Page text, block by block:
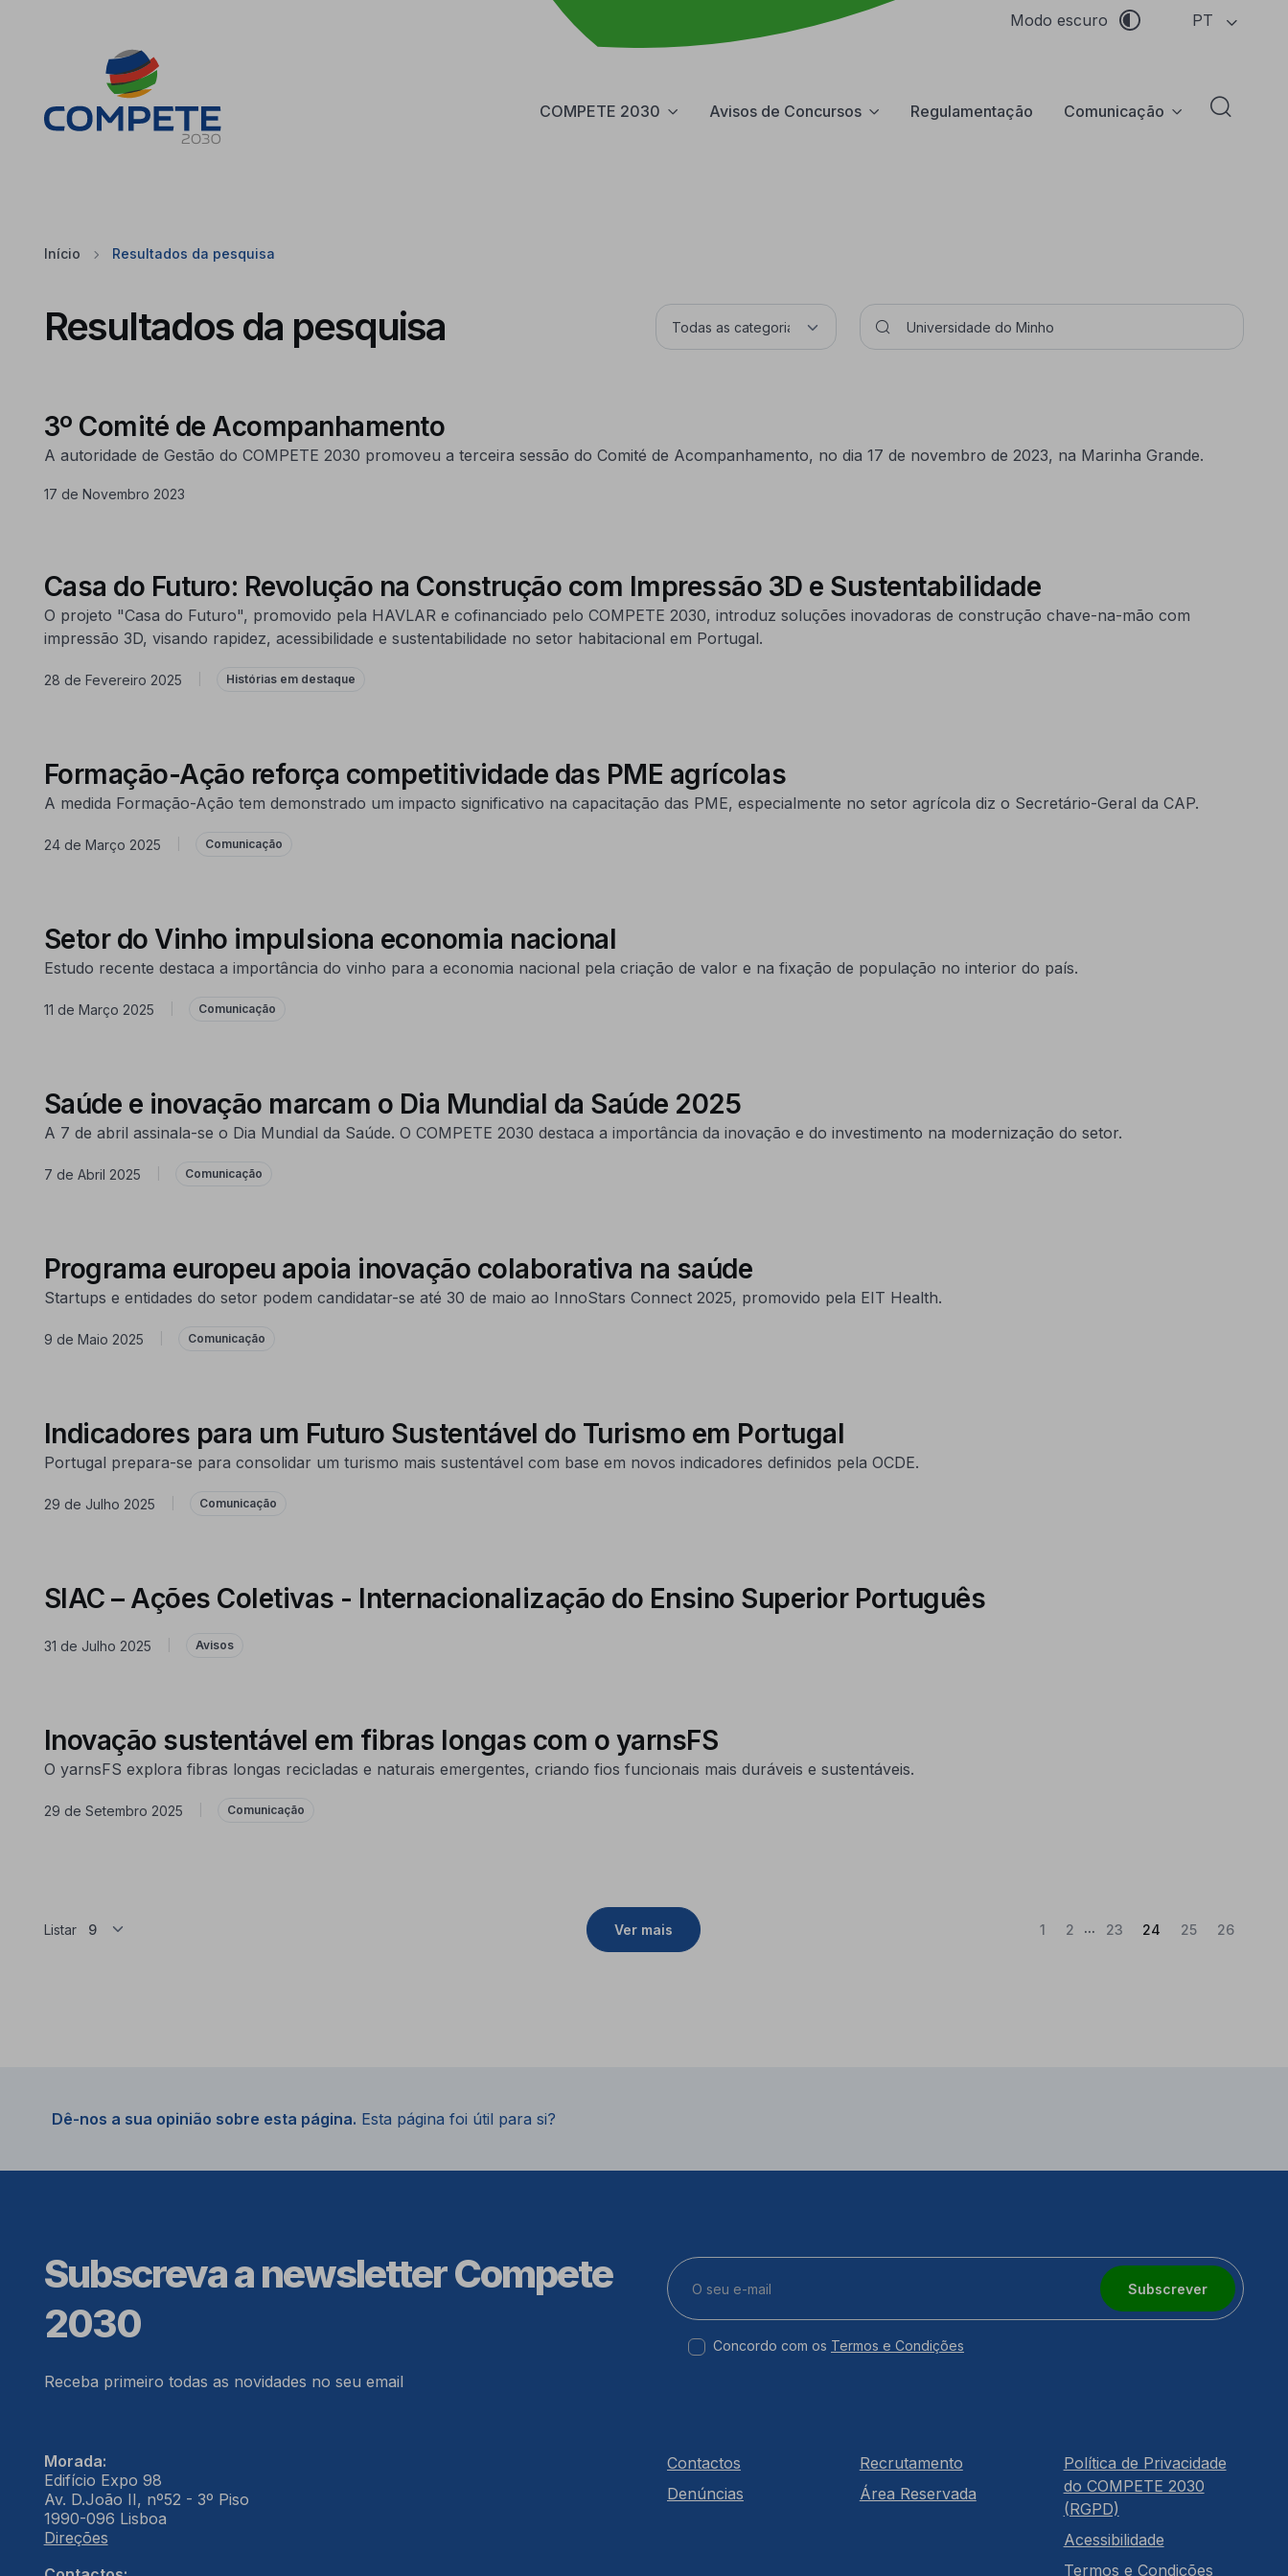
Modo escuro PT
COMPETE 2030 Avisos de Concursos Regulamentação Comunicação Abrir
Início Resultados da pesquisa
Resultados da pesquisa
3º Comité de Acompanhamento
A autoridade de Gestão do COMPETE 2030 promoveu a terceira sessão do Comité de Acompanhamento, no dia 17 de novembro de 2023, na Marinha Grande.
17 de Novembro 2023
Casa do Futuro: Revolução na Construção com Impressão 3D e Sustentabilidade
O projeto "Casa do Futuro", promovido pela HAVLAR e cofinanciado pelo COMPETE 2030, introduz soluções inovadoras de construção chave-na-mão com
impressão 3D, visando rapidez, acessibilidade e sustentabilidade no setor habitacional em Portugal.
28 de Fevereiro 2025 Histórias em destaque
Formação-Ação reforça competitividade das PME agrícolas
A medida Formação-Ação tem demonstrado um impacto significativo na capacitação das PME, especialmente no setor agrícola diz o Secretário-Geral da CAP.
24 de Março 2025 Comunicação
Setor do Vinho impulsiona economia nacional
Estudo recente destaca a importância do vinho para a economia nacional pela criação de valor e na fixação de população no interior do país.
11 de Março 2025 Comunicação
Saúde e inovação marcam o Dia Mundial da Saúde 2025
A 7 de abril assinala-se o Dia Mundial da Saúde. O COMPETE 2030 destaca a importância da inovação e do investimento na modernização do setor.
7 de Abril 2025 Comunicação
Programa europeu apoia inovação colaborativa na saúde
Startups e entidades do setor podem candidatar-se até 30 de maio ao InnoStars Connect 2025, promovido pela EIT Health.
9 de Maio 2025 Comunicação
Indicadores para um Futuro Sustentável do Turismo em Portugal
Portugal prepara-se para consolidar um turismo mais sustentável com base em novos indicadores definidos pela OCDE.
29 de Julho 2025 Comunicação
SIAC – Ações Coletivas - Internacionalização do Ensino Superior Português
31 de Julho 2025 Avisos
Inovação sustentável em fibras longas com o yarnsFS
O yarnsFS explora fibras longas recicladas e naturais emergentes, criando fios funcionais mais duráveis e sustentáveis.
29 de Setembro 2025 Comunicação
Listar Ver mais 1 2 ... 23 24 (Atual)
25 26
Dê-nos a sua opinião sobre esta página. Esta página foi útil para si?
Subscreva a newsletter Compete
2030
Receba primeiro todas as novidades no seu email
Subscrever
Concordo com os Termos e Condições
Morada:
Edifício Expo 98
Av. D.João II, nº52 - 3º Piso
1990-096 Lisboa
Direções
Contactos
Denúncias
Recrutamento
Área Reservada
Política de Privacidade
do COMPETE 2030
(RGPD)
Acessibilidade
Termos e Condições